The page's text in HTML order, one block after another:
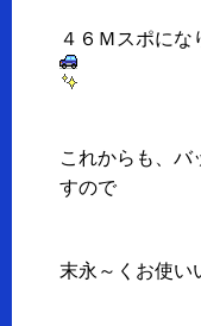
４６Ｍスポにな
これからも、バ
すので
末永～くお使い